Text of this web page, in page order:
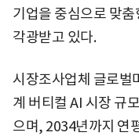
기업을 중심으로 맞
각광받고 있다.
시장조사업체 글로벌
계 버티컬 AI 시장 규
으며, 2034년까지 연